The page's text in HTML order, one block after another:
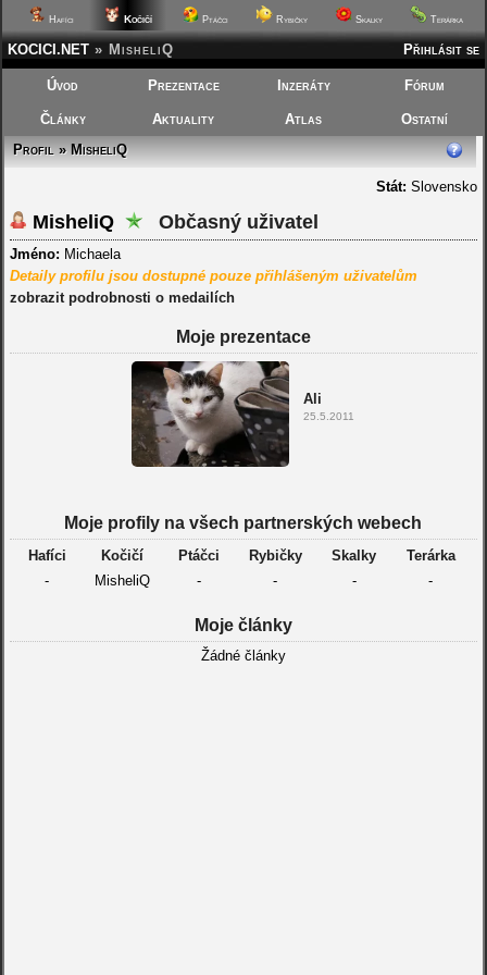
Hafíci Kočičí Ptáčci Rybičky Skalky Terárka
Přihlásit se
KOCICI.NET » MisheliQ
Úvod Prezentace Inzeráty Fórum
Články Aktuality Atlas
Ostatní
Profil » MisheliQ
Stát: Slovensko
MisheliQ Občasný uživatel
Jméno: Michaela
Detaily profilu jsou dostupné pouze přihlášeným uživatelům
zobrazit podrobnosti o medailích
Moje prezentace
Ali
25.5.2011
Moje profily na všech partnerských webech
Hafíci Kočičí Ptáčci Rybičky Skalky
Terárka
-
MisheliQ - - - -
Moje články
Žádné články